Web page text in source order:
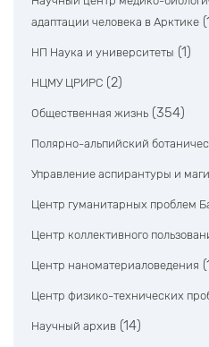
адаптации человека в Арктике
НП Наука и университеты (1)
НЦМУ ЦРИРС (2)
Общественная жизнь (354)
Полярно-альпийский
Управление аспирантуры и
Центр гуманитарных проблем
Центр коллективного
Центр наноматериаловедения
Центр физико-технических
Научный архив (14)